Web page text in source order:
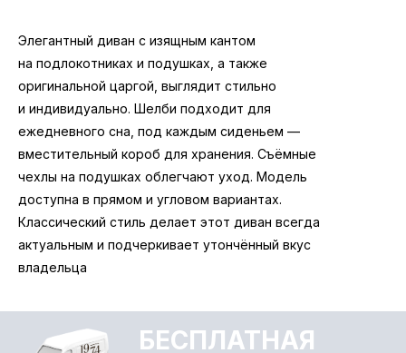
Элегантный диван с изящным кантом
на подлокотниках и подушках, а также
оригинальной царгой, выглядит стильно
и индивидуально. Шелби подходит для
ежедневного сна, под каждым сиденьем —
вместительный короб для хранения. Съёмные
чехлы на подушках облегчают уход. Модель
доступна в прямом и угловом вариантах.
Классический стиль делает этот диван всегда
актуальным и подчеркивает утончённый вкус
владельца
БЕСПЛАТНАЯ
пружинный блок равномерно распределяют
нагрузку и поддерживают позвоночник,
обеспечивая ортопедический эффект
Идеальная гармония структуры и формы.
Украсит любую обстановку. Кант на
подлокотниках
и подушках, элегантная основа — детали,
подчеркивающие индивидуальность.
Широкие возможности конфигурации
Высокие гладкие подушки со съёмными
выдерживают повышенную нагрузку. Диван
подходит для ежедневного сна. Доступны